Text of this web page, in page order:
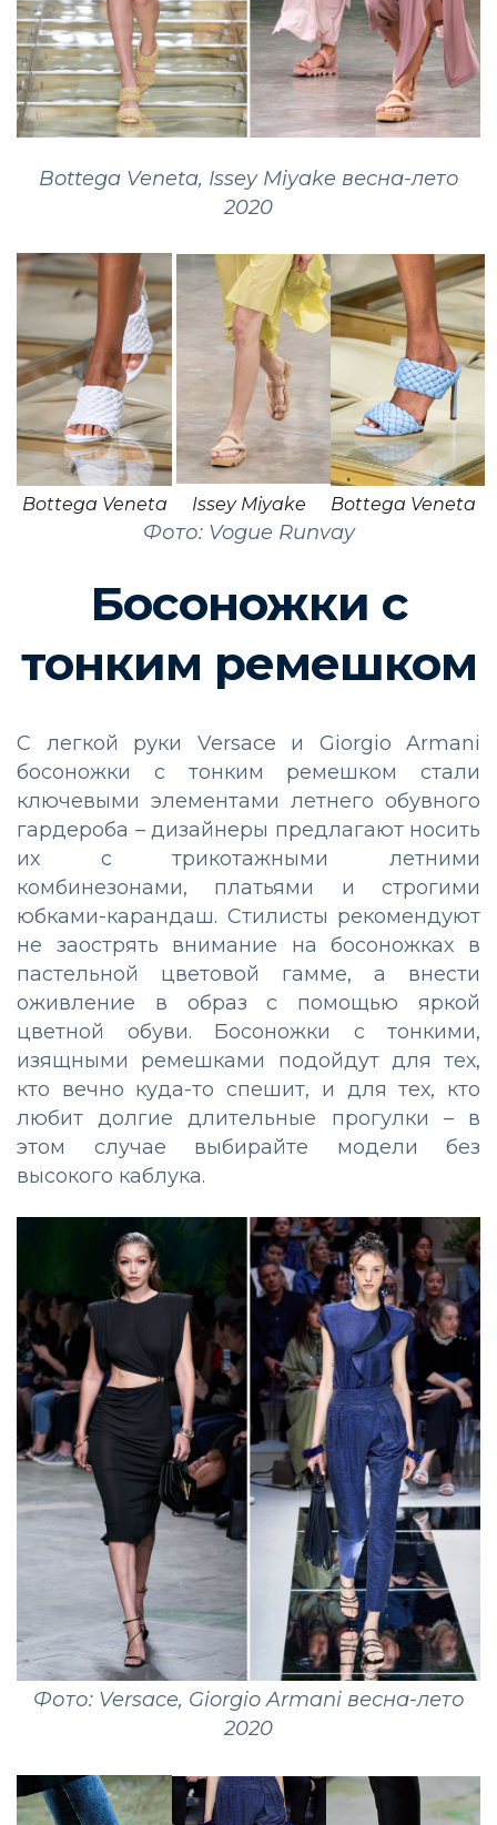
Bottega Veneta, Issey Miyake весна-лето
2020
Bottega Veneta Issey Miyake Bottega Veneta
Фото: Vogue Runvay
Босоножки с
тонким ремешком
С легкой руки Versace и Giorgio Armani
босоножки с тонким ремешком стали
ключевыми элементами летнего обувного
гардероба – дизайнеры предлагают носить
их с трикотажными летними
комбинезонами, платьями и строгими
юбками-карандаш. Стилисты рекомендуют
не заострять внимание на босоножках в
пастельной цветовой гамме, а внести
оживление в образ с помощью яркой
цветной обуви. Босоножки с тонкими,
изящными ремешками подойдут для тех,
кто вечно куда-то спешит, и для тех, кто
любит долгие длительные прогулки – в
этом случае выбирайте модели без
высокого каблука.
Фото: Versace, Giorgio Armani весна-лето
2020